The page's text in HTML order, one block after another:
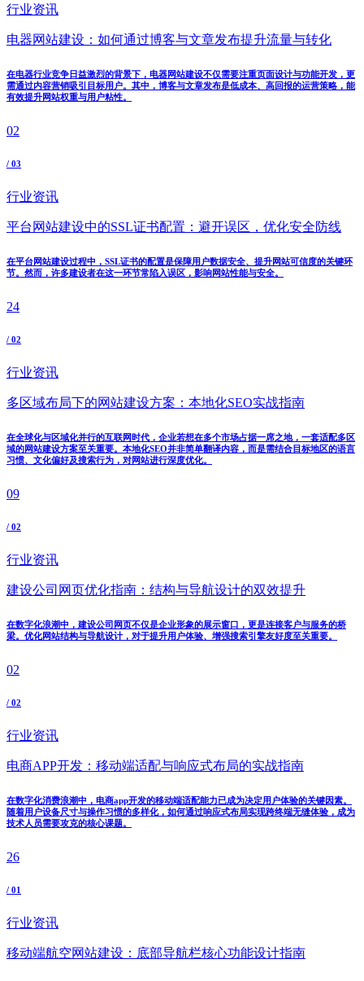
行业资讯
电器网站建设：如何通过博客与文章发布提升流量与转化
在电器行业竞争日益激烈的背景下，电器网站建设不仅需要注重页面设计与功能开发，更
需通过内容营销吸引目标用户。其中，博客与文章发布是低成本、高回报的运营策略，能
有效提升网站权重与用户粘性。
02
/ 03
行业资讯
平台网站建设中的SSL证书配置：避开误区，优化安全防线
在平台网站建设过程中，SSL证书的配置是保障用户数据安全、提升网站可信度的关键环
节。然而，许多建设者在这一环节常陷入误区，影响网站性能与安全。
24
/ 02
行业资讯
多区域布局下的网站建设方案：本地化SEO实战指南
在全球化与区域化并行的互联网时代，企业若想在多个市场占据一席之地，一套适配多区
域的网站建设方案至关重要。本地化SEO并非简单翻译内容，而是需结合目标地区的语言
习惯、文化偏好及搜索行为，对网站进行深度优化。
09
/ 02
行业资讯
建设公司网页优化指南：结构与导航设计的双效提升
在数字化浪潮中，建设公司网页不仅是企业形象的展示窗口，更是连接客户与服务的桥
梁。优化网站结构与导航设计，对于提升用户体验、增强搜索引擎友好度至关重要。
02
/ 02
行业资讯
电商APP开发：移动端适配与响应式布局的实战指南
在数字化消费浪潮中，电商app开发的移动端适配能力已成为决定用户体验的关键因素。
随着用户设备尺寸与操作习惯的多样化，如何通过响应式布局实现跨终端无缝体验，成为
技术人员需要攻克的核心课题。
26
/ 01
行业资讯
移动端航空网站建设：底部导航栏核心功能设计指南